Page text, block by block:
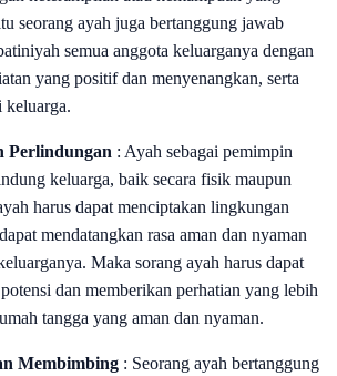
seorang ayah juga bertanggung jawab
semua anggota keluarganya dengan
yang positif dan menyenangkan, serta
keluarga.
Perlindungan : Ayah sebagai pemimpin
keluarga, baik secara fisik maupun
harus dapat menciptakan lingkungan
mendatangkan rasa aman dan nyaman
Maka sorang ayah harus dapat
dan memberikan perhatian yang lebih
tangga yang aman dan nyaman.
Membimbing : Seorang ayah bertanggung